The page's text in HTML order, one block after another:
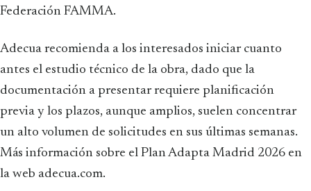
Federación FAMMA.
Adecua recomienda a los interesados iniciar cuanto
antes el estudio técnico de la obra, dado que la
documentación a presentar requiere planificación
previa y los plazos, aunque amplios, suelen concentrar
un alto volumen de solicitudes en sus últimas semanas.
Más información sobre el Plan Adapta Madrid 2026 en
la web adecua.com.